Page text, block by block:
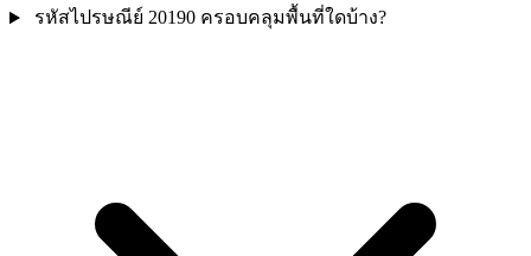
รหัสไปรษณีย์ 20190 ครอบคลุมพื้นที่ใดบ้าง?